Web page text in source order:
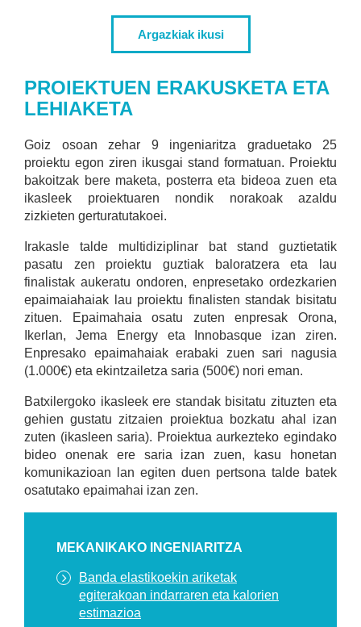
Argazkiak ikusi
PROIEKTUEN ERAKUSKETA ETA
LEHIAKETA
Goiz osoan zehar 9 ingeniaritza graduetako 25
proiektu egon ziren ikusgai stand formatuan. Proiektu
bakoitzak bere maketa, posterra eta bideoa zuen eta
ikasleek proiektuaren nondik norakoak azaldu
zizkieten gerturatutakoei.
Irakasle talde multidiziplinar bat stand guztietatik
pasatu zen proiektu guztiak baloratzera eta lau
finalistak aukeratu ondoren, enpresetako ordezkarien
epaimaiahaiak lau proiektu finalisten standak bisitatu
zituen. Epaimahaia osatu zuten enpresak Orona,
Ikerlan, Jema Energy eta Innobasque izan ziren.
Enpresako epaimahaiak erabaki zuen sari nagusia
(1.000€) eta ekintzailetza saria (500€) nori eman.
Batxilergoko ikasleek ere standak bisitatu zituzten eta
gehien gustatu zitzaien proiektua bozkatu ahal izan
zuten (ikasleen saria). Proiektua aurkezteko egindako
bideo onenak ere saria izan zuen, kasu honetan
komunikazioan lan egiten duen pertsona talde batek
osatutako epaimahai izan zen.
MEKANIKAKO INGENIARITZA
Banda elastikoekin ariketak
egiterakoan indarraren eta kalorien
estimazioa